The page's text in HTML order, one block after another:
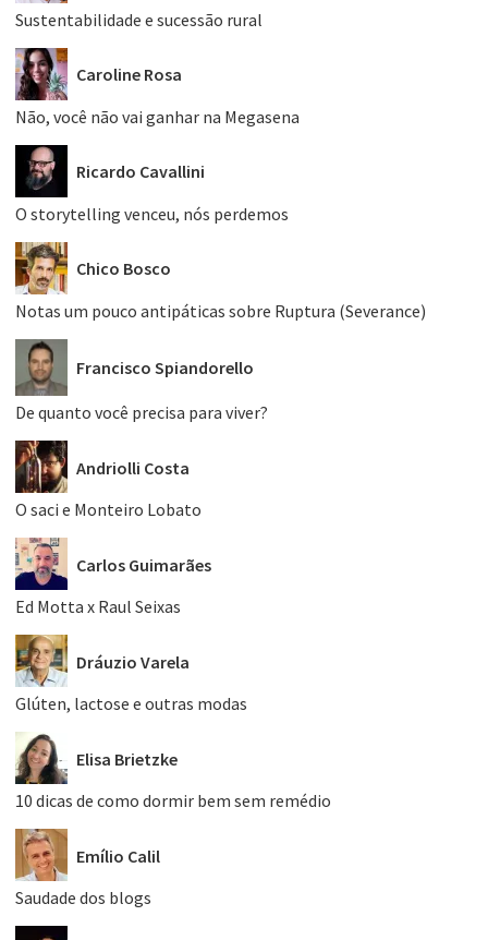
Sustentabilidade e sucessão rural
Caroline Rosa
Não, você não vai ganhar na Megasena
Ricardo Cavallini
O storytelling venceu, nós perdemos
Chico Bosco
Notas um pouco antipáticas sobre Ruptura (Severance)
Francisco Spiandorello
De quanto você precisa para viver?
Andriolli Costa
O saci e Monteiro Lobato
Carlos Guimarães
Ed Motta x Raul Seixas
Dráuzio Varela
Glúten, lactose e outras modas
Elisa Brietzke
10 dicas de como dormir bem sem remédio
Emílio Calil
Saudade dos blogs